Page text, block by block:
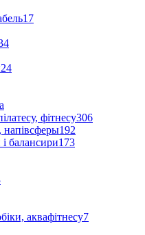
17
24
фітнесу306
напівсферы192
балансири173
аквафітнесу7